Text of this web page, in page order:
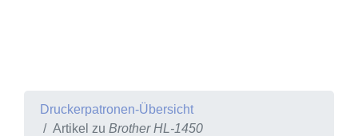
Druckerpatronen-Übersicht
Artikel zu Brother HL-1450